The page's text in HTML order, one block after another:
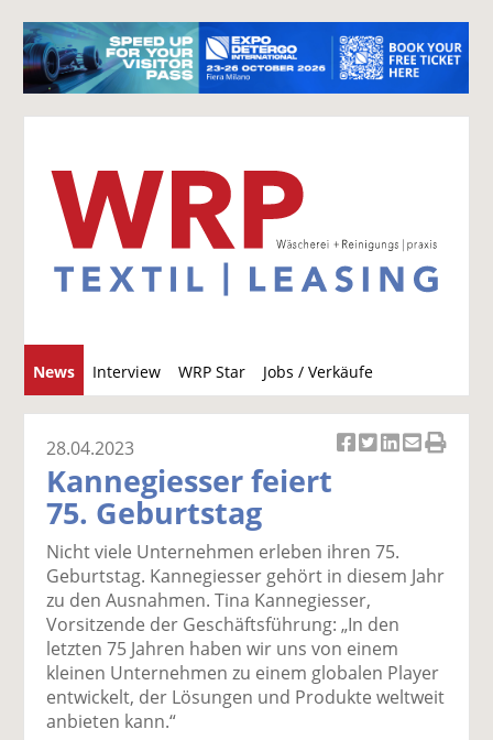
News Interview WRP Star Jobs / Verkäufe
u
c
a
uf
F
ac
e
b
o
el
t
wi
tt
er
n
el
a
uf
n
k
e
di
p
er
l
v
D
ru
28.04.2023
Kannegiesser feiert
75. Geburtstag
Nicht viele Unternehmen erleben ihren 75.
Geburtstag. Kannegiesser gehört in diesem Jahr
zu den Ausnahmen. Tina Kannegiesser,
Vorsitzende der Geschäftsführung: „In den
letzten 75 Jahren haben wir uns von einem
kleinen Unternehmen zu einem globalen Player
entwickelt, der Lösungen und Produkte weltweit
anbieten kann.“